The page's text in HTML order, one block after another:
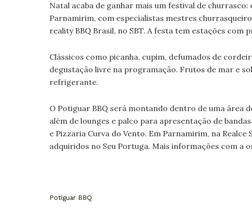
Natal acaba de ganhar mais um festival de
Parnamirim, com especialistas mestres
reality BBQ Brasil, no SBT. A festa tem estações
Clássicos como picanha, cupim, defumados de
degustação livre na programação. Frutos de mar e
refrigerante.
O Potiguar BBQ será montando dentro de uma área
além de lounges e palco para apresentação de
e Pizzaria Curva do Vento. Em Parnamirim, na
adquiridos no Seu Portuga. Mais informações com a
Potiguar BBQ